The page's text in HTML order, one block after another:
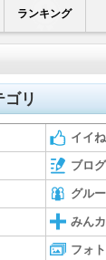
ランキング
リ
イイね
ブログ
グル
みん
フォト